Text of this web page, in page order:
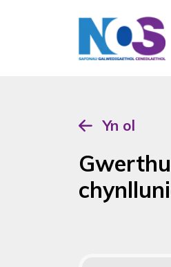
Yn ol